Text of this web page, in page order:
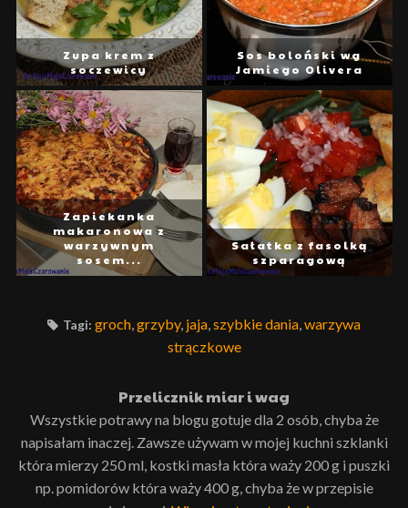
Zupa krem z
soczewicy
Sos boloński wg
Jamiego Olivera
Zapiekanka
makaronowa z
warzywnym
sosem...
Sałatka z fasolką
szparagową
Tagi: groch grzyby, jaja szybkie dania warzywa
strączkowe
Przelicznik miar i wag
Wszystkie potrawy na blogu gotuje dla 2 osób, chyba że
napisałam inaczej. Zawsze używam w mojej kuchni szklanki
która mierzy 250 ml, kostki masła która waży 200 g i puszki
np. pomidorów która waży 400 g, chyba że w przepisie